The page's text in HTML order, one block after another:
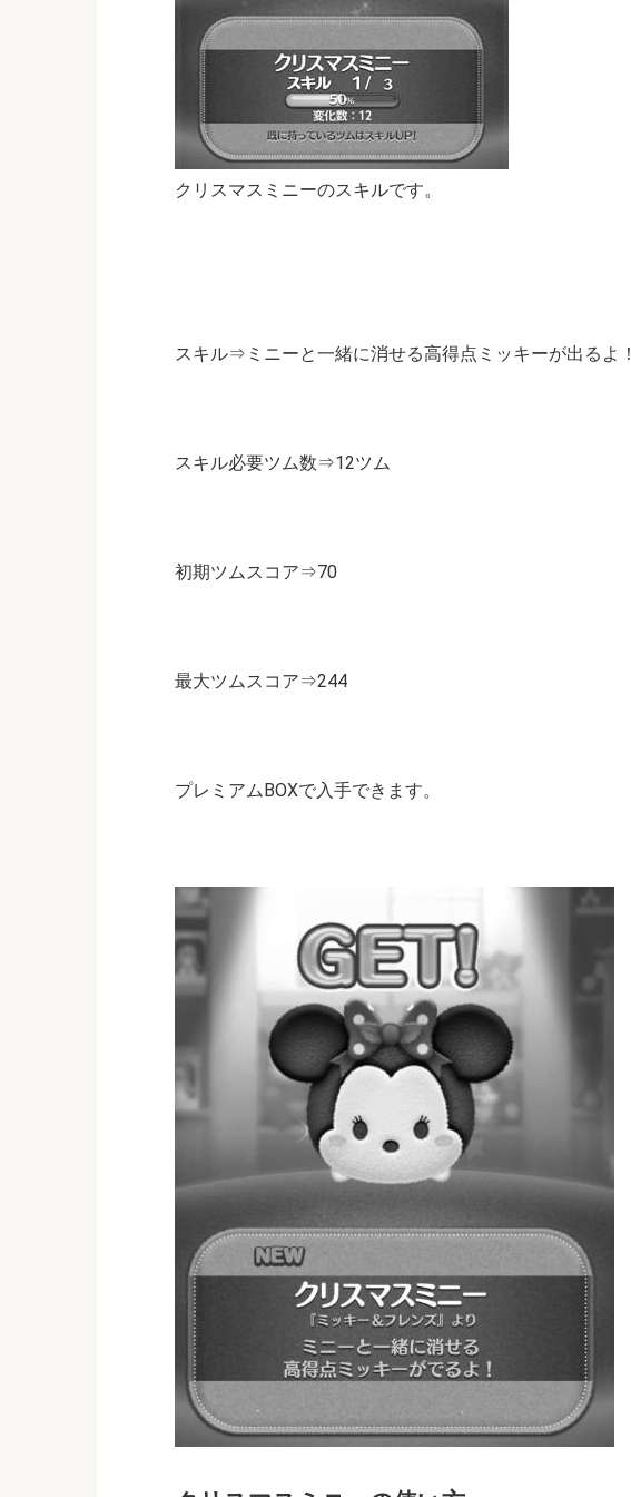
クリスマスミニーのスキルです。
スキル⇒ミニーと一緒に消せる高得点ミッキーが出るよ！
スキル必要ツム数⇒12ツム
初期ツムスコア⇒70
最大ツムスコア⇒244
プレミアムBOXで入手できます。